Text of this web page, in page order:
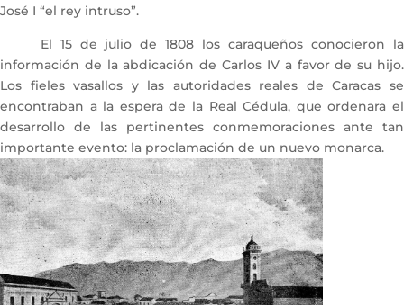
José I “el rey intruso”.
El 15 de julio de 1808 los caraqueños conocieron la
información de la abdicación de Carlos IV a favor de su hijo.
Los fieles vasallos y las autoridades reales de Caracas se
encontraban a la espera de la Real Cédula, que ordenara el
desarrollo de las pertinentes conmemoraciones ante tan
importante evento: la proclamación de un nuevo monarca.